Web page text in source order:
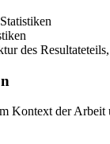
des
Kontext der Arbeit